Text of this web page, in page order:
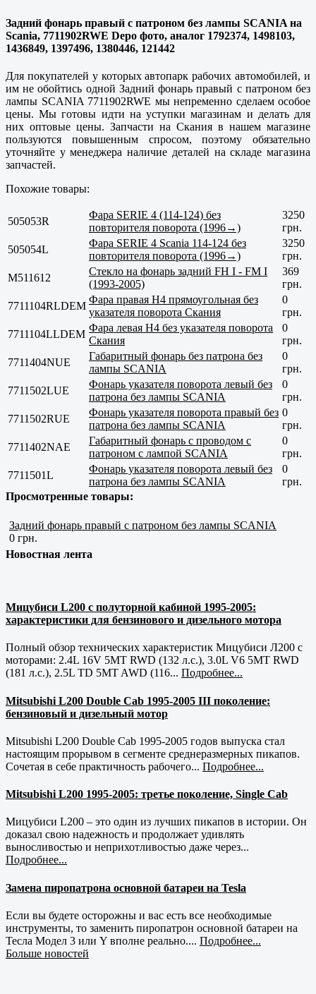
Задний фонарь правый с патроном без лампы SCANIA на
Scania, 7711902RWE Depo фото, аналог 1792374, 1498103,
1436849, 1397496, 1380446, 121442
Для покупателей у которых автопарк рабочих автомобилей, и
им не обойтись одной Задний фонарь правый с патроном без
лампы SCANIA 7711902RWE мы непременно сделаем особое
цены. Мы готовы идти на уступки магазинам и делать для
них оптовые цены. Запчасти на Скания в нашем магазине
пользуются повышенным спросом, поэтому обязательно
уточняйте у менеджера наличие деталей на складе магазина
запчастей.
Похожие товары:
505053R
Фара SERIE 4 (114-124) без
повторителя поворота (1996→)
3250
грн.
505054L
Фара SERIE 4 Scania 114-124 без
повторителя поворота (1996→)
3250
грн.
M511612
Стекло на фонарь задний FH I - FM I
(1993-2005)
369
грн.
7711104RLDEM
Фара правая H4 прямоугольная без
указателя поворота Скания
0
грн.
7711104LLDEM
Фара левая H4 без указателя поворота
Скания
0
грн.
7711404NUE
Габаритный фонарь без патрона без
лампы SCANIA
0
грн.
7711502LUE
Фонарь указателя поворота левый без
патрона без лампы SCANIA
0
грн.
7711502RUE
Фонарь указателя поворота правый без
патрона без лампы SCANIA
0
грн.
7711402NAE
Габаритный фонарь с проводом с
патроном с лампой SCANIA
0
грн.
7711501L
Фонарь указателя поворота левый без
патрона без лампы SCANIA
0
грн.
Просмотренные товары:
Задний фонарь правый с патроном без лампы SCANIA
0 грн.
Новостная лента
Мицубиси L200 с полуторной кабиной 1995-2005:
характеристики для бензинового и дизельного мотора
Полный обзор технических характеристик Мицубиси Л200 с
моторами: 2.4L 16V 5MT RWD (132 л.с.), 3.0L V6 5MT RWD
(181 л.с.), 2.5L TD 5MT AWD (116... Подробнее...
Mitsubishi L200 Double Cab 1995-2005 III поколение:
бензиновый и дизельный мотор
Mitsubishi L200 Double Cab 1995-2005 годов выпуска стал
настоящим прорывом в сегменте среднеразмерных пикапов.
Сочетая в себе практичность рабочего... Подробнее...
Mitsubishi L200 1995-2005: третье поколение, Single Cab
Мицубиси L200 – это один из лучших пикапов в истории. Он
доказал свою надежность и продолжает удивлять
выносливостью и неприхотливостью даже через...
Подробнее...
Замена пиропатрона основной батареи на Tesla
Если вы будете осторожны и вас есть все необходимые
инструменты, то заменить пиропатрон основной батареи на
Тесла Модел 3 или Y вполне реально.... Подробнее...
Больше новостей